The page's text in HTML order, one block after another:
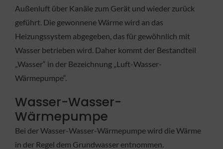
Außenluft über Kanäle zum Gerät und wieder zurück
geführt. Die gewonnene Wärme wird an das
Heizungssystem abgegeben, das für gewöhnlich mit
Wasser betrieben wird. Daher kommt der Bestandteil
„Wasser“ in der Bezeichnung „Luft-Wasser-
Wärmepumpe“.
Wasser-Wasser-
Wärmepumpe
Bei der Wasser-Wasser-Wärmepumpe wird die Wärme
in der Regel dem Grundwasser entnommen.